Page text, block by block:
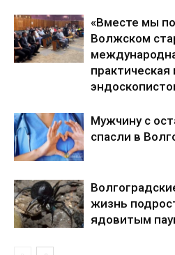
«Вместе мы
Волжском
Мужчину с
спасли в
жизнь
ядовитым